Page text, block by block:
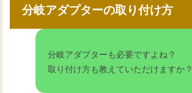
分岐アダプターの取り付け方
分岐アダプターも必要ですよね？
取り付け方も教えていただけますか？